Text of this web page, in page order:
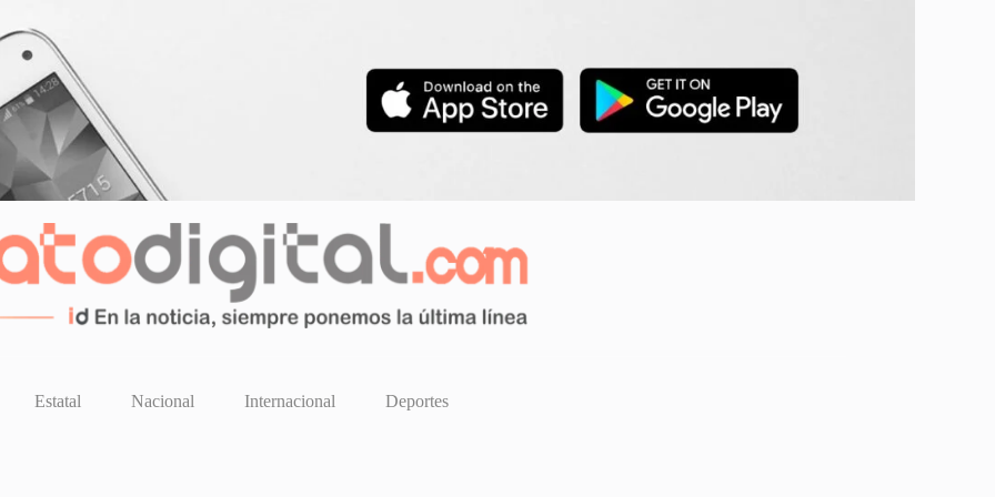
Estatal Nacional Internacional Deportes